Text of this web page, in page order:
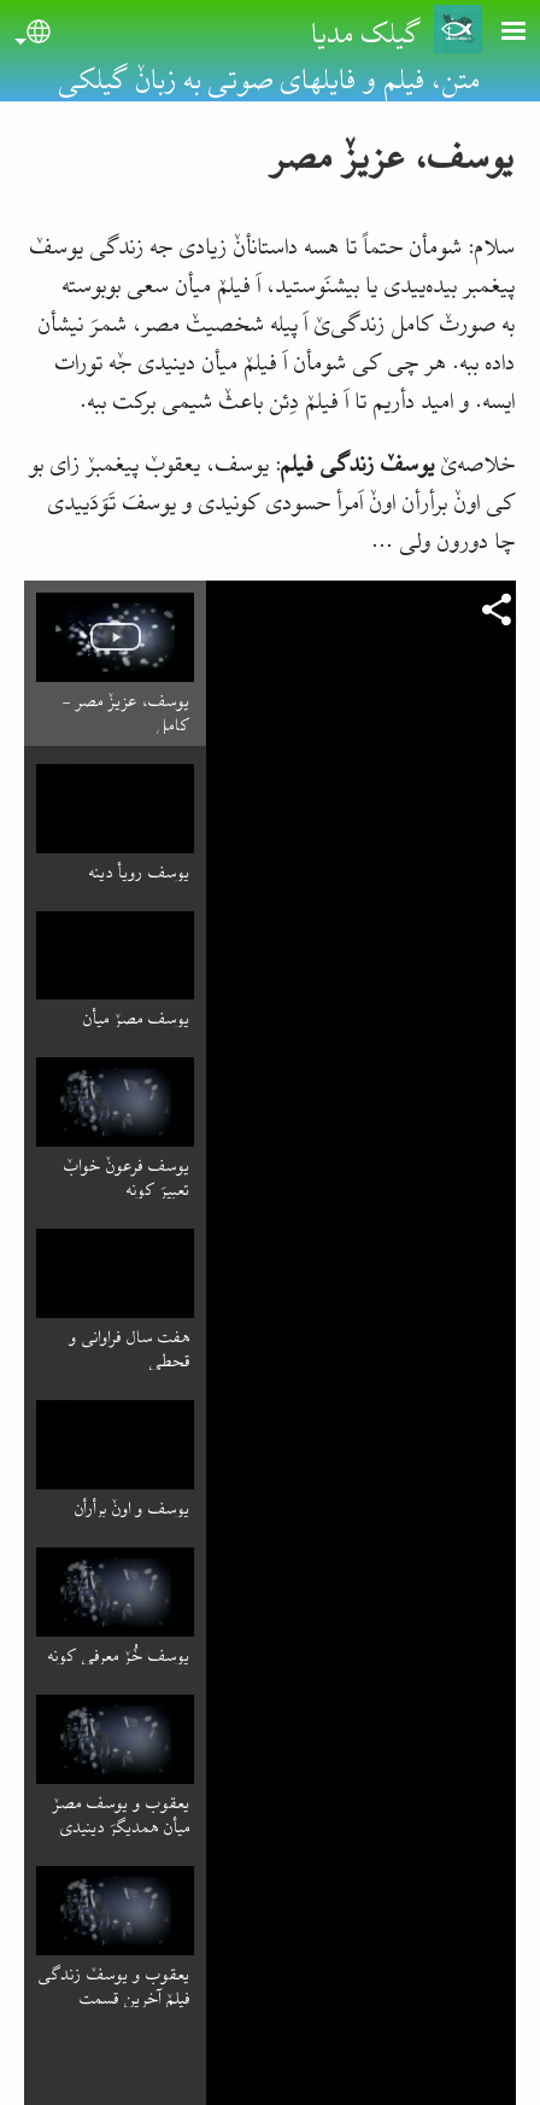
Skip to main content
گیلک مدیا
متن، فیلم و فایلهای صوتی به زبانٚ گیلکی
یوسف، عزیزٚ مصر
سلام: شومأن حتماً تا هسه داستانأنٚ زیادی جه زندگی یوسفٚ
پیغمبر بیده‌ییدی یا بیشنَوستید، اَ فیلمٚ میأن سعی بوبوسته
به صورتٚ کامل زندگی‌یٚ اَ پیله شخصیتٚ مصر، شمرَ نیشأن
داده ببه. هر چی کی شومأن اَ فیلمٚ میأن دینیدی جٚه تورات
ایسه. و امید دأریم تا اَ فیلمٚ دِئن باعثٚ شیمی برکت ببه.
خلاصه‌‌یٚیوسفٚ زندگی فیلم: یوسف، یعقوبٚ پیغمبرٚ زای بو‌
کی اونٚ برأرأن اونٚ اَمرأ حسودی کونیدی و یوسفَ تَوَدَییدی
چا دورون ولی ...
یوسف، عزیزٚ مصر -
کامل
یوسف رویأ دینه
یوسف مصرٚ میأن
یوسف فرعونٚ خوابٚ
تعبیرَ کونه
هفت سال فراوانی و
قحطی
یوسف و اونٚ برأرأن
یوسف خُرٚ معرفی کونه
یعقوب و یوسف مصرٚ
میأن همدیگرَ دینیدی
یعقوب و یوسفٚ زندگی
فیلمٚ آخرین قسمت